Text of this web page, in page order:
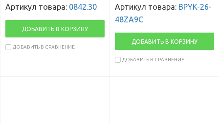
Артикул товара: 0842.30
ДОБАВИТЬ В КОРЗИНУ
ДОБАВИТЬ В СРАВНЕНИЕ
Артикул товара: BPYK-26-
48ZA9C
ДОБАВИТЬ В КОРЗИНУ
ДОБАВИТЬ В СРАВНЕНИЕ